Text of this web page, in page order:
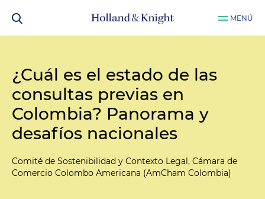
MENÚ
¿Cuál es el estado de las
consultas previas en
Colombia? Panorama y
desafíos nacionales
Comité de Sostenibilidad y Contexto Legal, Cámara de
Comercio Colombo Americana (AmCham Colombia)